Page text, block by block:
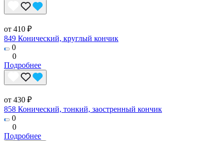
от 410 ₽
849 Конический, круглый кончик
0
0
Подробнее
от 430 ₽
858 Конический, тонкий, заостренный кончик
0
0
Подробнее